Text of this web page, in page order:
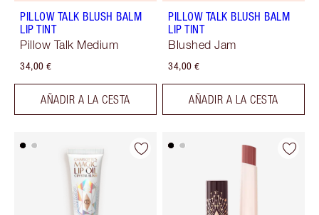
PILLOW TALK BLUSH BALM
LIP TINT
Pillow Talk Medium
34,00 €
AÑADIR A LA CESTA
PILLOW TALK BLUSH BALM
LIP TINT
Blushed Jam
34,00 €
AÑADIR A LA CESTA